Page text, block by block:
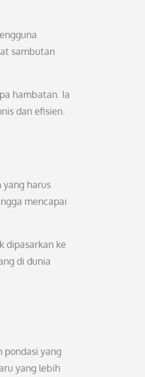
sambutan
hambatan. Ia
dan efisien.
yang harus
mencapai
dipasarkan ke
di dunia
pondasi yang
yang lebih